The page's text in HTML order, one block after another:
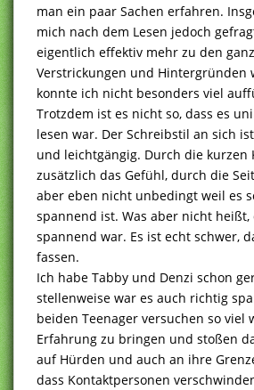
man ein paar Sachen erfahren.
mich nach dem Lesen jedoch
eigentlich effektiv mehr zu den
Verstrickungen und Hintergründen
konnte ich nicht besonders viel
Trotzdem ist es nicht so, dass es
lesen war. Der Schreibstil an sich
und leichtgängig. Durch die kurzen
zusätzlich das Gefühl, durch die
aber eben nicht unbedingt weil es
spannend ist. Was aber nicht heißt,
spannend war. Es ist echt schwer,
fassen.
Ich habe Tabby und Denzi schon
stellenweise war es auch richtig
beiden Teenager versuchen so viel
Erfahrung zu bringen und stoßen
auf Hürden und auch an ihre
dass Kontaktpersonen